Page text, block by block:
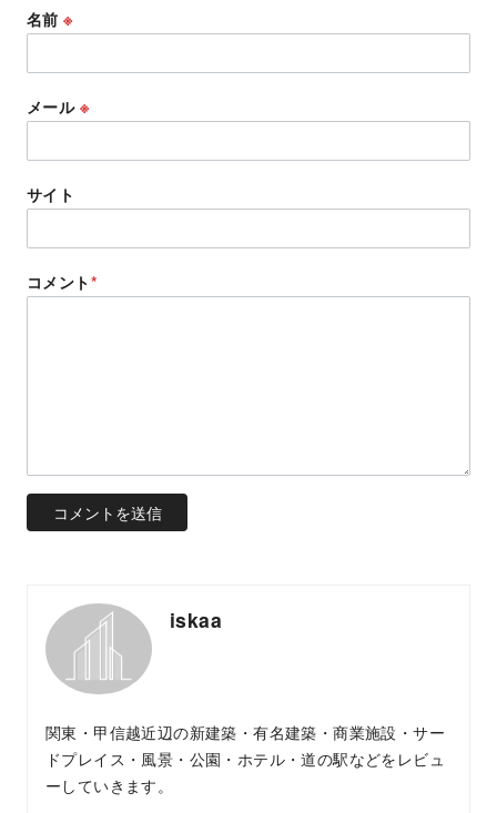
名前※
メール ※
サイト
コメント*
iskaa
関東・甲信越近辺の新建築・有名建築・商業施設・サー
ドプレイス・風景・公園・ホテル・道の駅などをレビュ
ーしていきます。